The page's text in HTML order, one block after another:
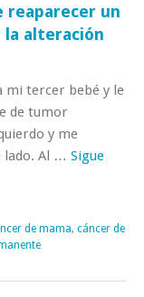
reaparecer un
alteración
mi tercer bebé y le
de tumor
y me
lado. Al … Sigue
de mama, cáncer de